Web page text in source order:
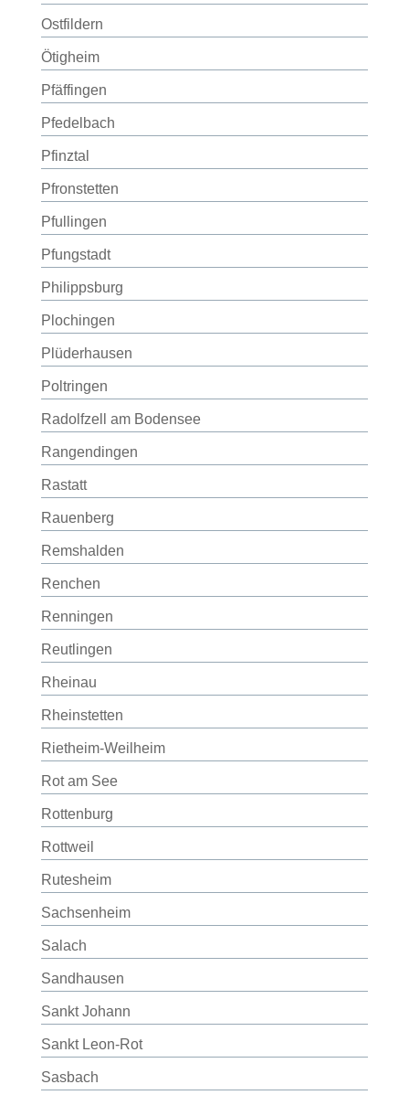
Ostfildern
Ötigheim
Pfäffingen
Pfedelbach
Pfinztal
Pfronstetten
Pfullingen
Pfungstadt
Philippsburg
Plochingen
Plüderhausen
Poltringen
Radolfzell am Bodensee
Rangendingen
Rastatt
Rauenberg
Remshalden
Renchen
Renningen
Reutlingen
Rheinau
Rheinstetten
Rietheim-Weilheim
Rot am See
Rottenburg
Rottweil
Rutesheim
Sachsenheim
Salach
Sandhausen
Sankt Johann
Sankt Leon-Rot
Sasbach